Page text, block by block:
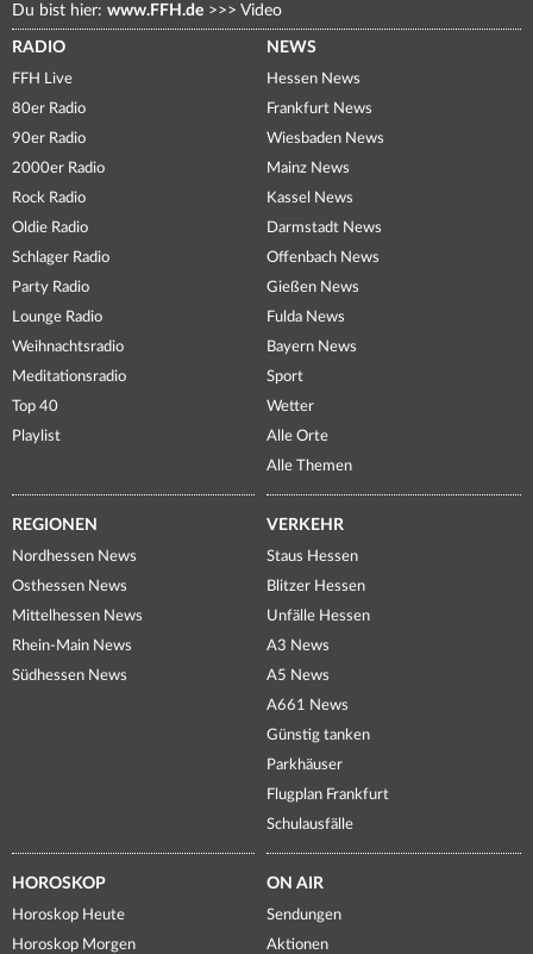
Du bist hier: www.FFH.de >>> Video
RADIO
FFH Live
80er Radio
90er Radio
2000er Radio
Rock Radio
Oldie Radio
Schlager Radio
Party Radio
Lounge Radio
Weihnachtsradio
Meditationsradio
Top 40
Playlist
NEWS
Hessen News
Frankfurt News
Wiesbaden News
Mainz News
Kassel News
Darmstadt News
Offenbach News
Gießen News
Fulda News
Bayern News
Sport
Wetter
Alle Orte
Alle Themen
REGIONEN
Nordhessen News
Osthessen News
Mittelhessen News
Rhein-Main News
Südhessen News
VERKEHR
Staus Hessen
Blitzer Hessen
Unfälle Hessen
A3 News
A5 News
A661 News
Günstig tanken
Parkhäuser
Flugplan Frankfurt
Schulausfälle
HOROSKOP
Horoskop Heute
Horoskop Morgen
ON AIR
Sendungen
Aktionen